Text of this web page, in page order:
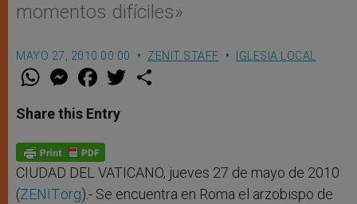
momentos difíciles»
MAYO 27, 2010 00:00 ZENIT STAFF IGLESIA LOCAL
W
t
s
p
p
M
e
s
e
g
e
r
F
a
e
b
o
k
w
Share this Entry
CIUDAD DEL VATICANO, jueves 27 de mayo de 2010
(ZENIT.org).- Se encuentra en Roma el arzobispo de